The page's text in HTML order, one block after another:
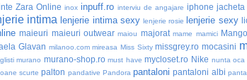
Zara Online inox inpuff.ro interviu de angajare iphone jacheta
intima lenjerie intima sexy lenjerie rosie lenjerie sexy
maieuri maieuri outwear maiou majorat mame mamici Mango
Glavan milanoo.com mireasa Miss Sixty missgrey.ro mocasini
murano murano-shop.ro must have mycloset.ro Nike nunta oca
scurte palton pandative Pandora pantaloni pantaloni albi